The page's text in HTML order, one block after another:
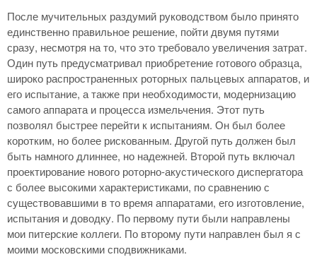
После мучительных раздумий руководством было принято
единственно правильное решение, пойти двумя путями
сразу, несмотря на то, что это требовало увеличения затрат.
Один путь предусматривал приобретение готового образца,
широко распространенных роторных пальцевых аппаратов, и
его испытание, а также при необходимости, модернизацию
самого аппарата и процесса измельчения. Этот путь
позволял быстрее перейти к испытаниям. Он был более
коротким, но более рискованным. Другой путь должен был
быть намного длиннее, но надежней. Второй путь включал
проектирование нового роторно-акустического диспергатора
с более высокими характеристиками, по сравнению с
существовавшими в то время аппаратами, его изготовление,
испытания и доводку. По первому пути были направлены
мои питерские коллеги. По второму пути направлен был я с
моими московскими сподвижниками.